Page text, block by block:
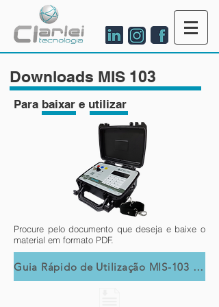
Downloads MIS 103
Para baixar e utilizar
Procure pelo documento que deseja e baixe o
material em formato PDF.
Guia Rápido de Utilização MIS-103 (Rev A)